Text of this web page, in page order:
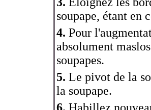
soupape, étant en
4. Pour
absolument
soupapes.
5. Le pivot de la
la soupape.
6. Habillez